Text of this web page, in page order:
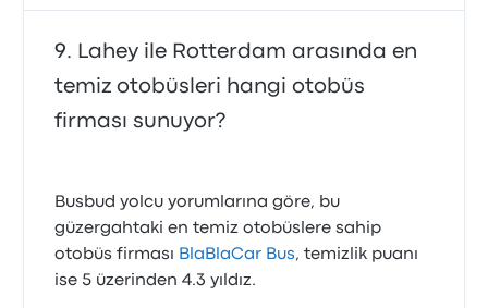
Lahey ile Rotterdam arasında en
temiz otobüsleri hangi otobüs
firması sunuyor?
Busbud yolcu yorumlarına göre, bu
güzergahtaki en temiz otobüslere sahip
otobüs firması BlaBlaCar Bus, temizlik puanı
ise 5 üzerinden 4.3 yıldız.